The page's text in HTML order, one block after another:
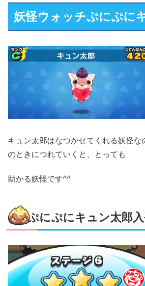
妖怪ウォッチぷにぷに
キュン太郎はなつかせてくれる妖怪な
のときにつれていくと、とっても
助かる妖怪です^^
ぷにぷにキュン太郎